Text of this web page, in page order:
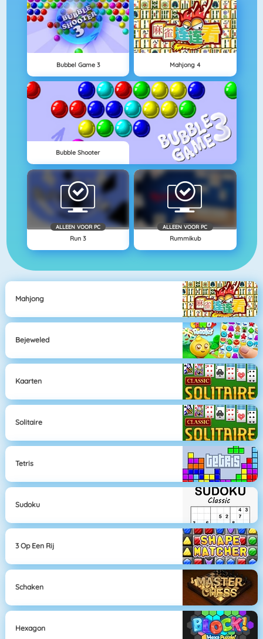
Bubbel Game 3 Mahjong 4
Bubble Shooter
ALLEEN VOOR PC
Run 3
ALLEEN VOOR PC
Rummikub
Mahjong
Bejeweled
Kaarten
Solitaire
Tetris
Sudoku
3 Op Een Rij
Schaken
Hexagon